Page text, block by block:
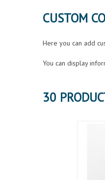
Here you can add
You can display